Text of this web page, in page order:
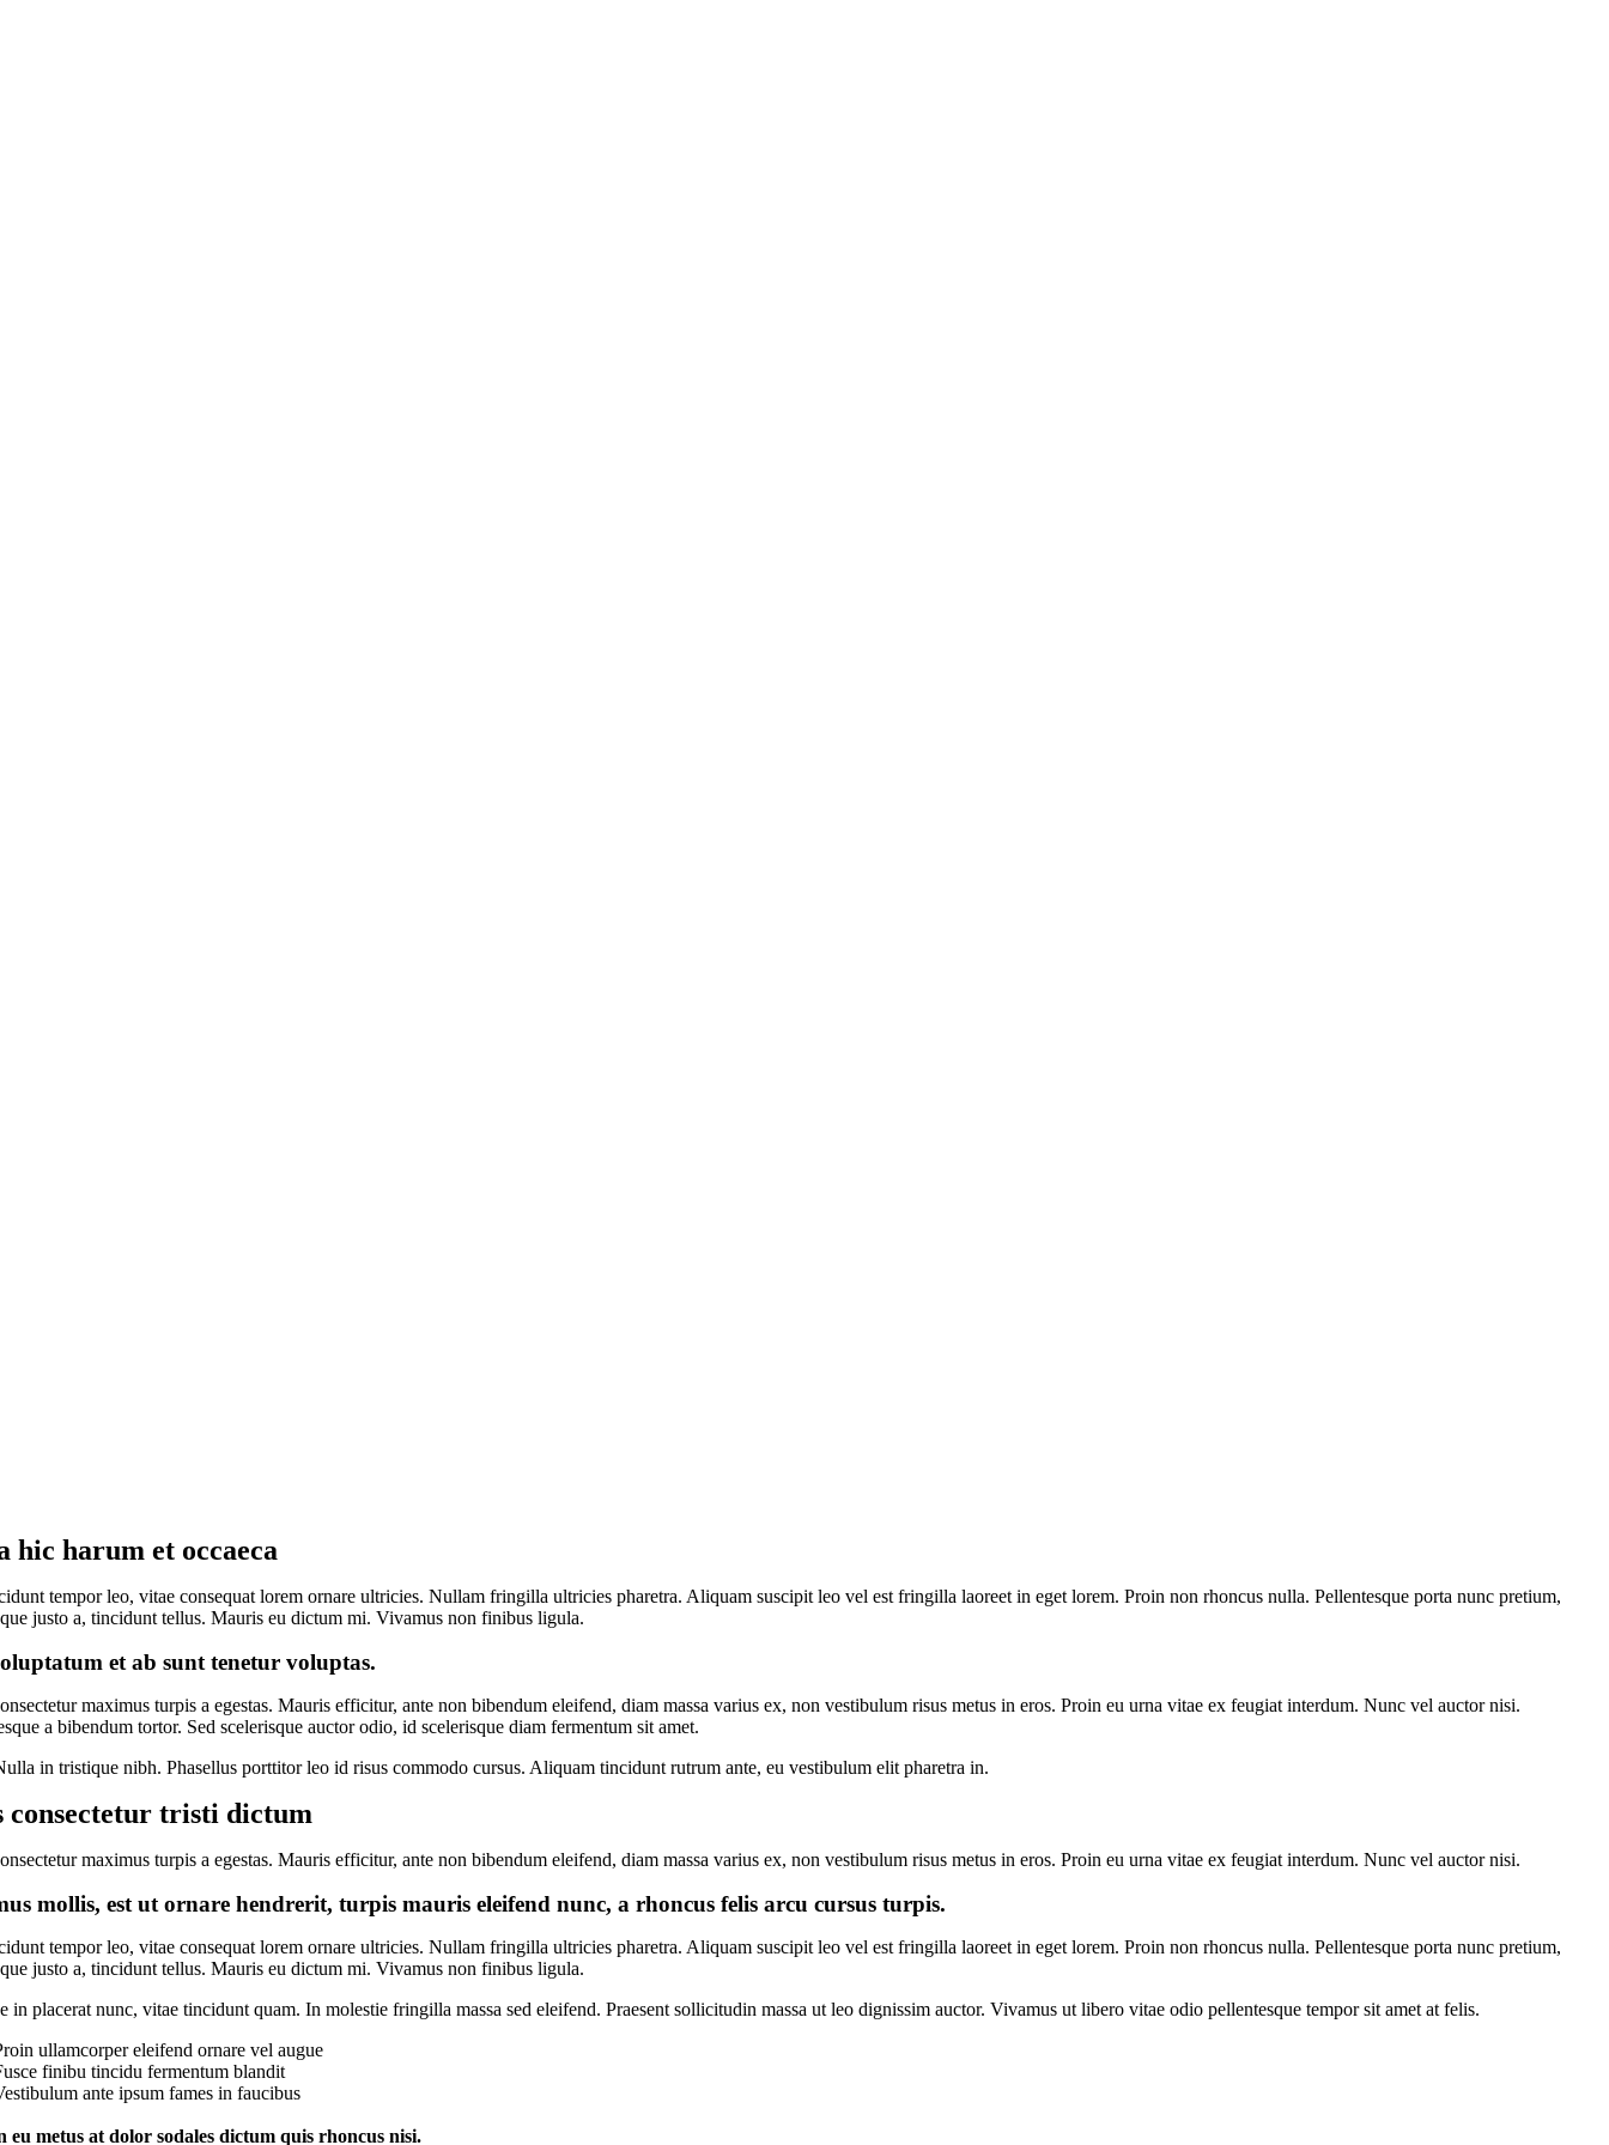
hic harum et occaeca
tempor leo, vitae consequat lorem ornare ultricies. Nullam fringilla ultricies pharetra. Aliquam suscipit leo vel est fringilla laoreet in eget lorem. Proin non rhoncus nulla. Pellentesque porta nunc pretium,
justo a, tincidunt tellus. Mauris eu dictum mi. Vivamus non finibus ligula.
et ab sunt tenetur voluptas.
maximus turpis a egestas. Mauris efficitur, ante non bibendum eleifend, diam massa varius ex, non vestibulum risus metus in eros. Proin eu urna vitae ex feugiat interdum. Nunc vel auctor nisi.
a bibendum tortor. Sed scelerisque auctor odio, id scelerisque diam fermentum sit amet.
in tristique nibh. Phasellus porttitor leo id risus commodo cursus. Aliquam tincidunt rutrum ante, eu vestibulum elit pharetra in.
consectetur tristi dictum
maximus turpis a egestas. Mauris efficitur, ante non bibendum eleifend, diam massa varius ex, non vestibulum risus metus in eros. Proin eu urna vitae ex feugiat interdum. Nunc vel auctor nisi.
mollis, est ut ornare hendrerit, turpis mauris eleifend nunc, a rhoncus felis arcu cursus turpis.
tempor leo, vitae consequat lorem ornare ultricies. Nullam fringilla ultricies pharetra. Aliquam suscipit leo vel est fringilla laoreet in eget lorem. Proin non rhoncus nulla. Pellentesque porta nunc pretium,
justo a, tincidunt tellus. Mauris eu dictum mi. Vivamus non finibus ligula.
in placerat nunc, vitae tincidunt quam. In molestie fringilla massa sed eleifend. Praesent sollicitudin massa ut leo dignissim auctor. Vivamus ut libero vitae odio pellentesque tempor sit amet at felis.
ullamcorper eleifend ornare vel augue
finibu tincidu fermentum blandit
ante ipsum fames in faucibus
eu metus at dolor sodales dictum quis rhoncus nisi.